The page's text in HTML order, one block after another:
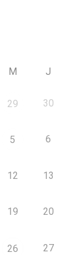
M J
29 30
5 6
12 13
19 20
26 27